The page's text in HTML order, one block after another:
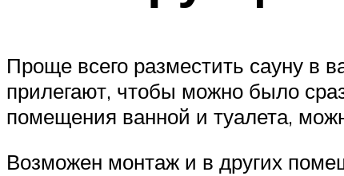
Проще всего разместить сауну в
прилегают, чтобы можно было
помещения ванной и туалета,
Возможен монтаж и в других